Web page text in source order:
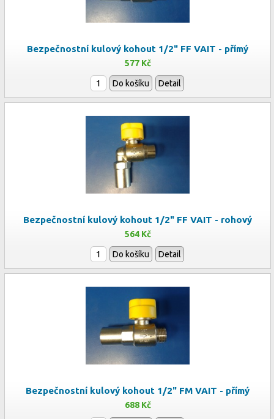
Bezpečnostní kulový kohout 1/2" FF VAIT - přímý
577 Kč
Do košíku Detail
Bezpečnostní kulový kohout 1/2" FF VAIT - rohový
564 Kč
Do košíku Detail
Bezpečnostní kulový kohout 1/2" FM VAIT - přímý
688 Kč